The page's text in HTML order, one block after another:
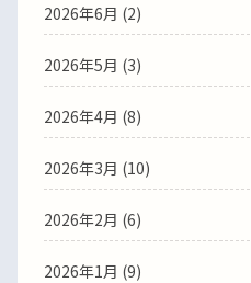
2026年6月 (2)
2026年5月 (3)
2026年4月 (8)
2026年3月 (10)
2026年2月 (6)
2026年1月 (9)